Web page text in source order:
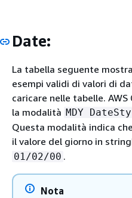
Date:
La tabella seguente
esempi validi di valori di
caricare nelle tabelle. AWS
la modalità MDY
Questa modalità indica
il valore del giorno in
01/02/00 .
Nota